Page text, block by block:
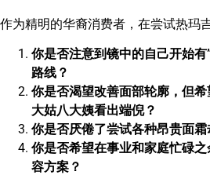
作为精明的华裔消费者，在尝试热玛
你是否注意到镜中的自己开始
路线？
你是否渴望改善面部轮廓，但
大姑八大姨看出端倪？
你是否厌倦了尝试各种昂贵面霜
你是否希望在事业和家庭忙碌
容方案？